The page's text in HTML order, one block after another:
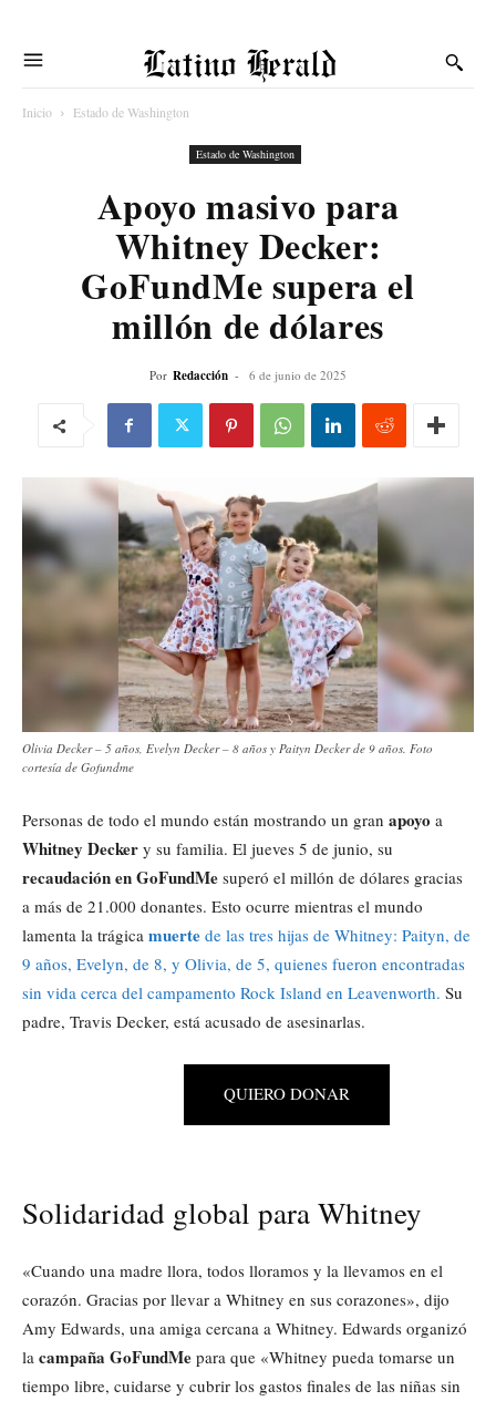
Latino Herald
Inicio Estado de Washington
Estado de Washington
Apoyo masivo para
Whitney Decker:
GoFundMe supera el
millón de dólares
Por Redacción - 6 de junio de 2025
Olivia Decker – 5 años, Evelyn Decker – 8 años y Paityn Decker de 9 años. Foto
cortesía de Gofundme
Personas de todo el mundo están mostrando un gran apoyo a
Whitney Decker y su familia. El jueves 5 de junio, su
recaudación en GoFundMe superó el millón de dólares gracias
a más de 21.000 donantes. Esto ocurre mientras el mundo
lamenta la trágica muerte de las tres hijas de Whitney: Paityn, de
9 años, Evelyn, de 8, y Olivia, de 5, quienes fueron encontradas
sin vida cerca del campamento Rock Island en Leavenworth. Su
padre, Travis Decker, está acusado de asesinarlas.
QUIERO DONAR
Solidaridad global para Whitney
«Cuando una madre llora, todos lloramos y la llevamos en el
corazón. Gracias por llevar a Whitney en sus corazones», dijo
Amy Edwards, una amiga cercana a Whitney. Edwards organizó
la campaña GoFundMe para que «Whitney pueda tomarse un
tiempo libre, cuidarse y cubrir los gastos finales de las niñas sin